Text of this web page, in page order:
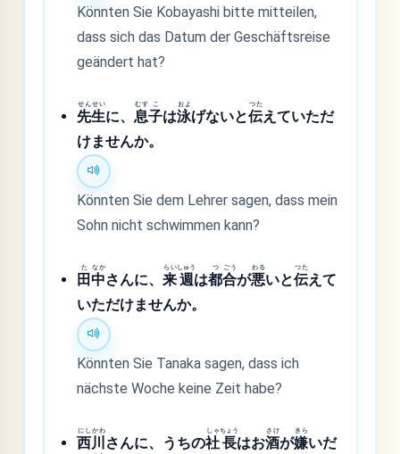
Könnten Sie Kobayashi bitte mitteilen,
dass sich das Datum der Geschäftsreise
geändert hat?
先
せん
生
せい
に、 息
むす
子
こ
は泳
およ
げないと伝
つた
えていただ
けませんか。
Könnten Sie dem Lehrer sagen, dass mein
Sohn nicht schwimmen kann?
田
た
中
なか
さんに、来
らい
週
しゅう
は都
つ
合
ごう
が悪
わる
いと伝
つた
えて
いただけませんか。
Könnten Sie Tanaka sagen, dass ich
nächste Woche keine Zeit habe?
西
にし
川
かわ
さんに、うちの社
しゃ
長
ちょう
はお酒
さけ
が嫌
きら
いだ